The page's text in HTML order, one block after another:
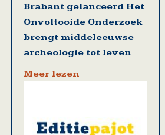
Brabant gelanceerd Het
Onvoltooide Onderzoek
brengt middeleeuwse
archeologie tot leven
Meer lezen